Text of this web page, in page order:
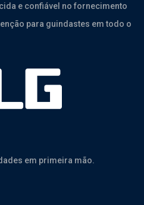
e confiável no fornecimento
para guindastes em todo o
em primeira mão.